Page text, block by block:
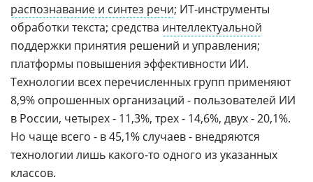
распознавание и синтез речи; ИТ-инструменты
обработки текста; средства интеллектуальной
поддержки принятия решений и управления;
платформы повышения эффективности ИИ.
Технологии всех перечисленных групп применяют
8,9% опрошенных организаций - пользователей ИИ
в России, четырех - 11,3%, трех - 14,6%, двух - 20,1%.
Но чаще всего - в 45,1% случаев - внедряются
технологии лишь какого-то одного из указанных
классов.